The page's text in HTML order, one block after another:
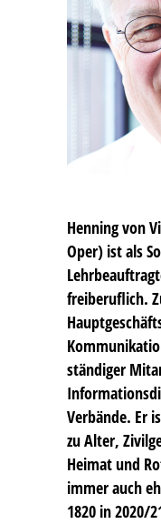
Henning von
Oper) ist als
freiberuflich.
ständiger
Verbände. Er
zu Alter,
Heimat und
immer auch
1820 in 2020/